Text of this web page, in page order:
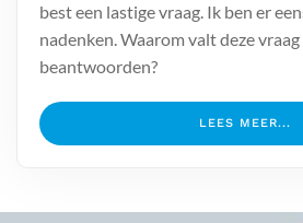
best een lastige vraag. Ik ben er
nadenken. Waarom valt deze
beantwoorden?
LEES MEER...